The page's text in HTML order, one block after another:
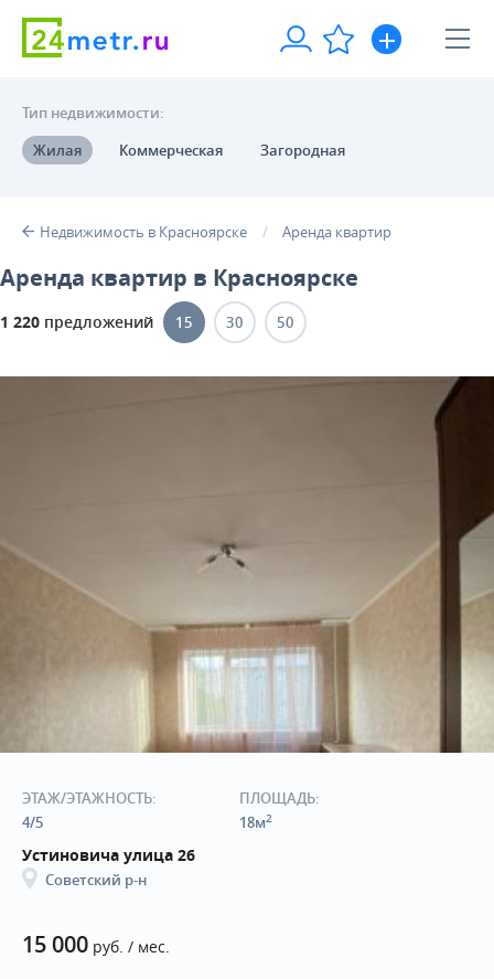
Тип недвижимости:
Жилая
Коммерческая Загородная
Недвижимость в Красноярске Аренда квартир
Аренда квартир в Красноярске
1 220 предложений 15 30 50
15 000 руб. / мес.
Устиновича улица 26
Советский р-н
ЭТАЖ/ЭТАЖНОСТЬ:
4/5
ПЛОЩАДЬ:
18м2